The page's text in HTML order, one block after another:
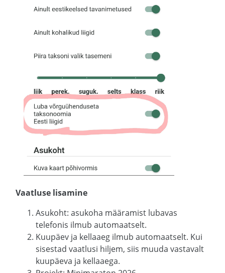
Vaatluse lisamine
Asukoht: asukoha määramist lubavas
telefonis ilmub automaatselt.
Kuupäev ja kellaaeg ilmub automaatselt. Kui
sisestad vaatlusi hiljem, siis muuda vastavalt
kuupäeva ja kellaaega.